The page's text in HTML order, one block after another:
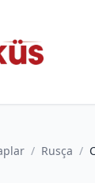
/ Rusça /